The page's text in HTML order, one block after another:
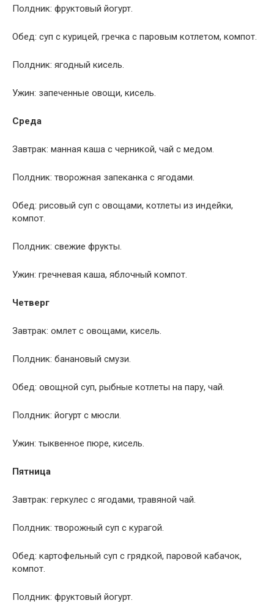
Полдник: фруктовый йогурт.
Обед: суп с курицей, гречка с паровым котлетом, компот.
Полдник: ягодный кисель.
Ужин: запеченные овощи, кисель.
Среда
Завтрак: манная каша с черникой, чай с медом.
Полдник: творожная запеканка с ягодами.
Обед: рисовый суп с овощами, котлеты из индейки,
компот.
Полдник: свежие фрукты.
Ужин: гречневая каша, яблочный компот.
Четверг
Завтрак: омлет с овощами, кисель.
Полдник: банановый смузи.
Обед: овощной суп, рыбные котлеты на пару, чай.
Полдник: йогурт с мюсли.
Ужин: тыквенное пюре, кисель.
Пятница
Завтрак: геркулес с ягодами, травяной чай.
Полдник: творожный суп с курагой.
Обед: картофельный суп с грядкой, паровой кабачок,
компот.
Полдник: фруктовый йогурт.